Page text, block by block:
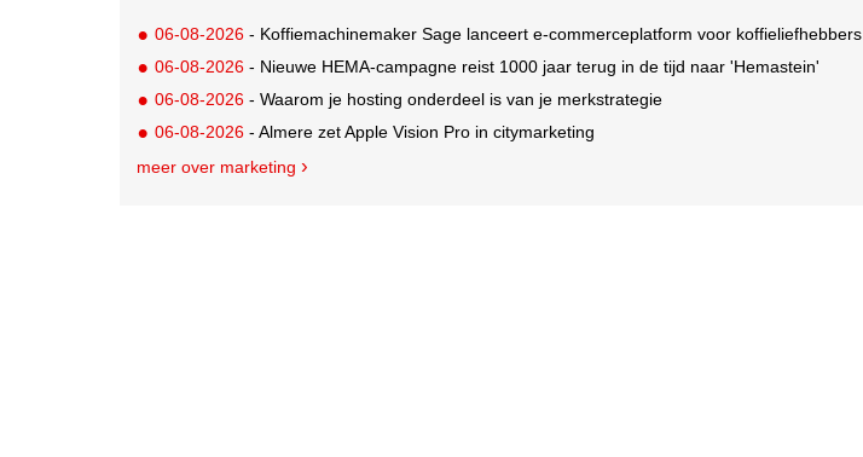
06-08-2026 - Koffiemachinemaker Sage lanceert e-commerceplatform voor koffieliefhebbers
06-08-2026 - Nieuwe HEMA-campagne reist 1000 jaar terug in de tijd naar 'Hemastein'
06-08-2026 - Waarom je hosting onderdeel is van je merkstrategie
06-08-2026 - Almere zet Apple Vision Pro in citymarketing
meer over marketing